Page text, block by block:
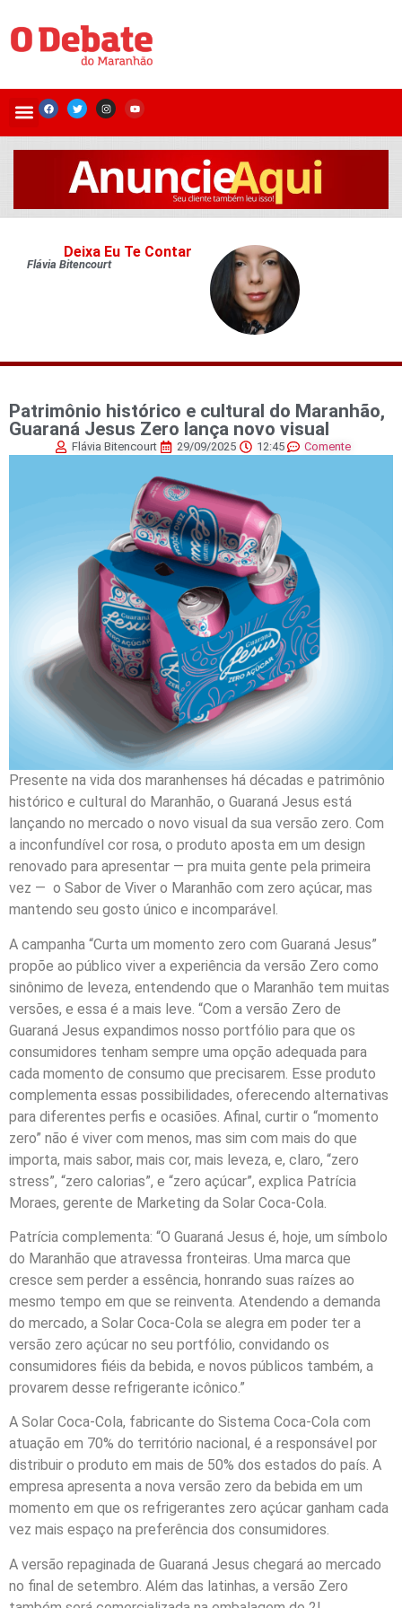
Deixa Eu Te Contar
Flávia Bitencourt
Patrimônio histórico e cultural do Maranhão,
Guaraná Jesus Zero lança novo visual
Flávia Bitencourt 29/09/2025 12:45 Comente
Presente na vida dos maranhenses há décadas e patrimônio
histórico e cultural do Maranhão, o Guaraná Jesus está
lançando no mercado o novo visual da sua versão zero. Com
a inconfundível cor rosa, o produto aposta em um design
renovado para apresentar — pra muita gente pela primeira
vez — o Sabor de Viver o Maranhão com zero açúcar, mas
mantendo seu gosto único e incomparável.
A campanha “Curta um momento zero com Guaraná Jesus”
propõe ao público viver a experiência da versão Zero como
sinônimo de leveza, entendendo que o Maranhão tem muitas
versões, e essa é a mais leve. “Com a versão Zero de
Guaraná Jesus expandimos nosso portfólio para que os
consumidores tenham sempre uma opção adequada para
cada momento de consumo que precisarem. Esse produto
complementa essas possibilidades, oferecendo alternativas
para diferentes perfis e ocasiões. Afinal, curtir o “momento
zero” não é viver com menos, mas sim com mais do que
importa, mais sabor, mais cor, mais leveza, e, claro, “zero
stress”, “zero calorias”, e “zero açúcar”, explica Patrícia
Moraes, gerente de Marketing da Solar Coca-Cola.
Patrícia complementa: “O Guaraná Jesus é, hoje, um símbolo
do Maranhão que atravessa fronteiras. Uma marca que
cresce sem perder a essência, honrando suas raízes ao
mesmo tempo em que se reinventa. Atendendo a demanda
do mercado, a Solar Coca-Cola se alegra em poder ter a
versão zero açúcar no seu portfólio, convidando os
consumidores fiéis da bebida, e novos públicos também, a
provarem desse refrigerante icônico.”
A Solar Coca-Cola, fabricante do Sistema Coca-Cola com
atuação em 70% do território nacional, é a responsável por
distribuir o produto em mais de 50% dos estados do país. A
empresa apresenta a nova versão zero da bebida em um
momento em que os refrigerantes zero açúcar ganham cada
vez mais espaço na preferência dos consumidores.
A versão repaginada de Guaraná Jesus chegará ao mercado
no final de setembro. Além das latinhas, a versão Zero